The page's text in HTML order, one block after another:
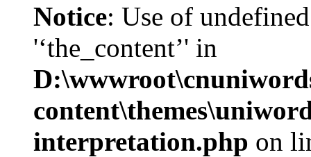
Notice: Use of
'‘the_content’' in
interpretation.php on